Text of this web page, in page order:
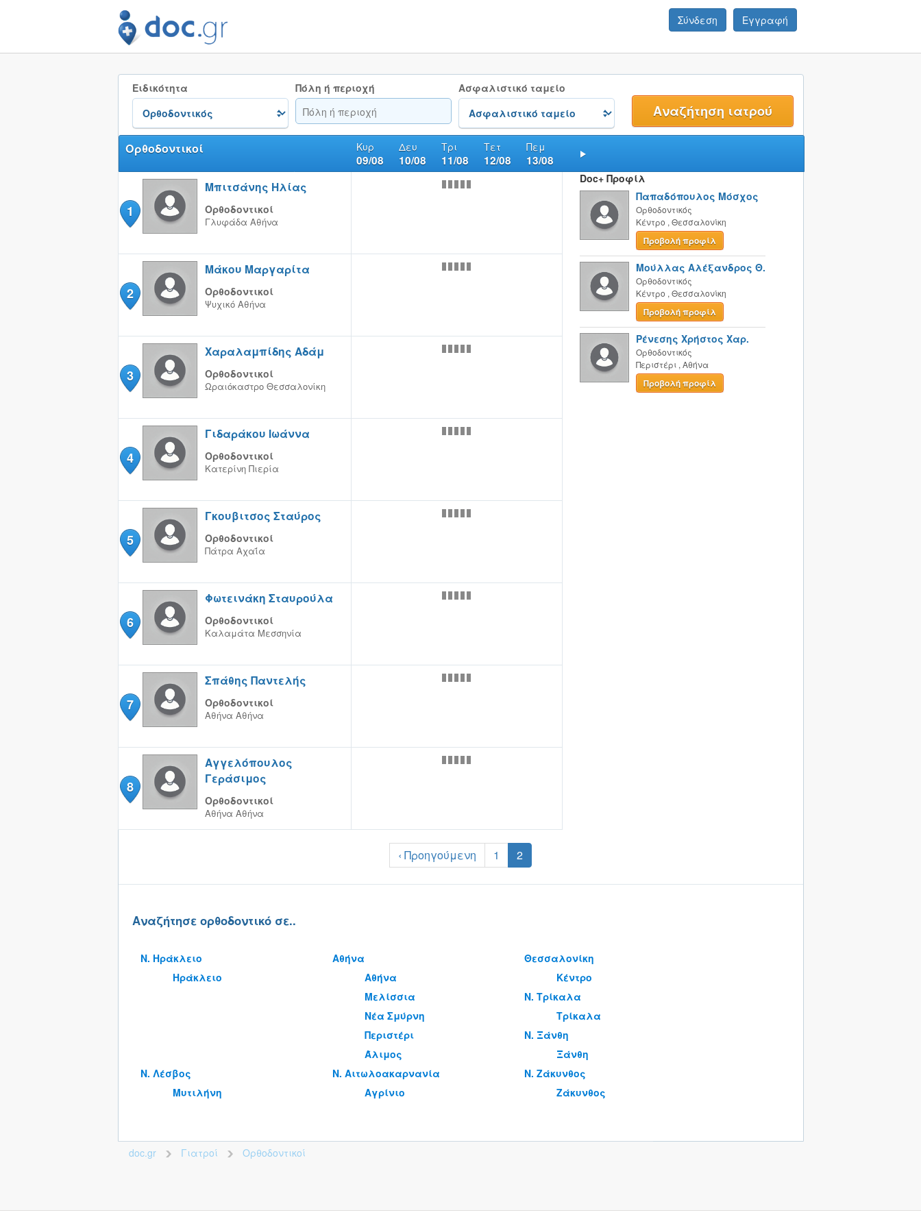
Σύνδεση Εγγραφή
Ειδικότητα Πόλη ή περιοχή Ασφαλιστικό ταμείο
Κυρ
09/08
Δευ
10/08
Τρι
11/08
Τετ
12/08
Πεμ
13/08
Ορθοδοντικοί
1
Μπιτσάνης Ηλίας
Ορθοδοντικοί
Γλυφάδα Αθήνα
2
Μάκου Μαργαρίτα
Ορθοδοντικοί
Ψυχικό Αθήνα
3
Χαραλαμπίδης Αδάμ
Ορθοδοντικοί
Ωραιόκαστρο Θεσσαλονίκη
4
Γιδαράκου Ιωάννα
Ορθοδοντικοί
Κατερίνη Πιερία
5
Γκουβιτσος Σταύρος
Ορθοδοντικοί
Πάτρα Αχαΐα
6
Φωτεινάκη Σταυρούλα
Ορθοδοντικοί
Καλαμάτα Μεσσηνία
7
Σπάθης Παντελής
Ορθοδοντικοί
Αθήνα Αθήνα
8
Αγγελόπουλος
Γεράσιμος
Ορθοδοντικοί
Αθήνα Αθήνα
Doc+ Προφίλ
Παπαδόπουλος Μόσχος
Ορθοδοντικός
Κέντρο , Θεσσαλονίκη
Προβολή προφίλ
Μούλλας Αλέξανδρος Θ.
Ορθοδοντικός
Κέντρο , Θεσσαλονίκη
Προβολή προφίλ
Ρένεσης Χρήστος Χαρ.
Ορθοδοντικός
Περιστέρι , Αθήνα
Προβολή προφίλ
‹ Προηγούμενη 1 2
Αναζήτησε ορθοδοντικό σε..
Ν. Ηράκλειο
Ηράκλειο
Αθήνα
Αθήνα
Μελίσσια
Νέα Σμύρνη
Περιστέρι
Άλιμος
Θεσσαλονίκη
Κέντρο
Ν. Τρίκαλα
Τρίκαλα
Ν. Ξάνθη
Ξάνθη
Ν. Λέσβος
Μυτιλήνη
Ν. Αιτωλοακαρνανία
Αγρίνιο
Ν. Ζάκυνθος
Ζάκυνθος
doc.gr >Γιατροί >
Ορθοδοντικοί